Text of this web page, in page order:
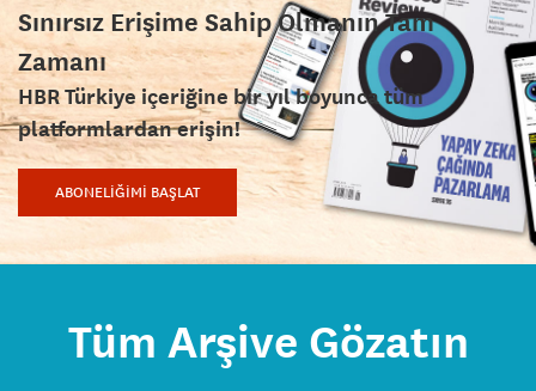
Sınırsız Erişime Sahip Olmanın Tam
Zamanı
HBR Türkiye içeriğine bir yıl boyunca tüm
platformlardan erişin!
ABONELİĞİMİ BAŞLAT
Tüm Arşive Gözatın